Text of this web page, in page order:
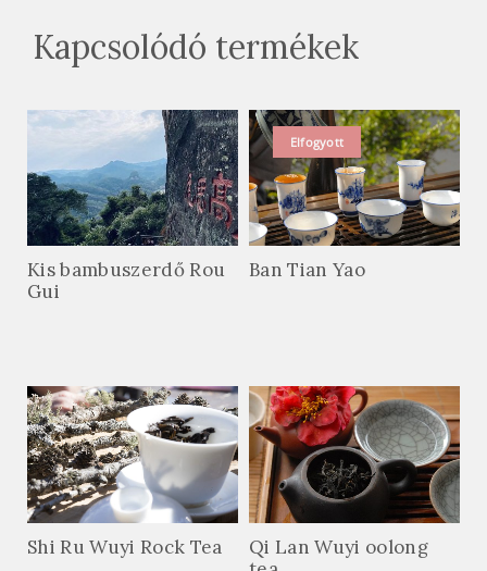
Kapcsolódó termékek
Kis bambuszerdő Rou
Gui
Elfogyott
Ban Tian Yao
Shi Ru Wuyi Rock Tea
Qi Lan Wuyi oolong